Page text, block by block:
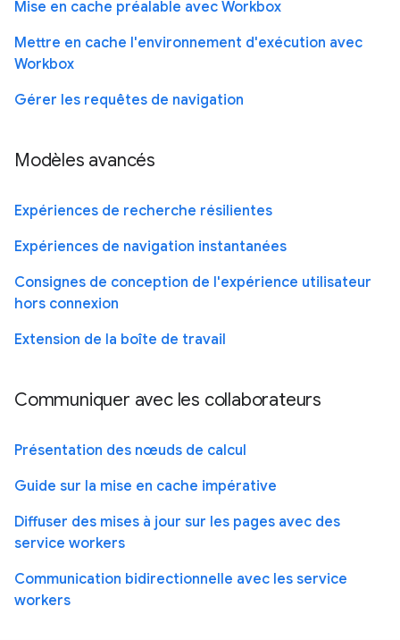
Mise en cache préalable avec Workbox
Mettre en cache l'environnement d'exécution avec
Workbox
Gérer les requêtes de navigation
Modèles avancés
Expériences de recherche résilientes
Expériences de navigation instantanées
Consignes de conception de l'expérience utilisateur
hors connexion
Extension de la boîte de travail
Communiquer avec les collaborateurs
Présentation des nœuds de calcul
Guide sur la mise en cache impérative
Diffuser des mises à jour sur les pages avec des
service workers
Communication bidirectionnelle avec les service
workers